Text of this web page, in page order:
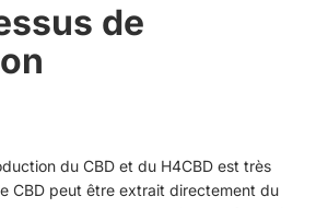
de
du CBD et du H4CBD est très
CBD peut être extrait directement du